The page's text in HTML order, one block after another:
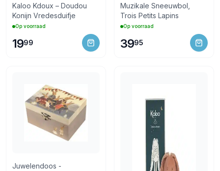
Kaloo Kdoux – Doudou
Konijn Vredesduifje
Op voorraad
1999
Muzikale Sneeuwbol,
Trois Petits Lapins
Op voorraad
3995
Juwelendoos -